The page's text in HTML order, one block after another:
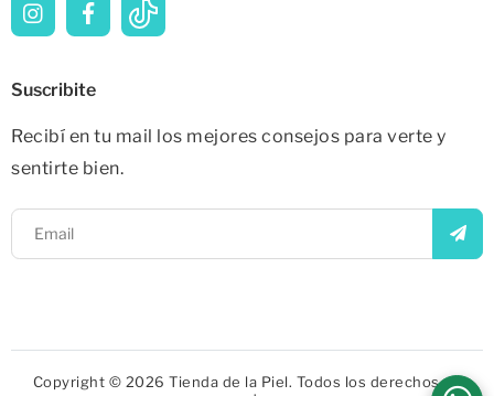
Suscribite
Recibí en tu mail los mejores consejos para verte y
sentirte bien.
Copyright © 2026 Tienda de la Piel. Todos los derechos